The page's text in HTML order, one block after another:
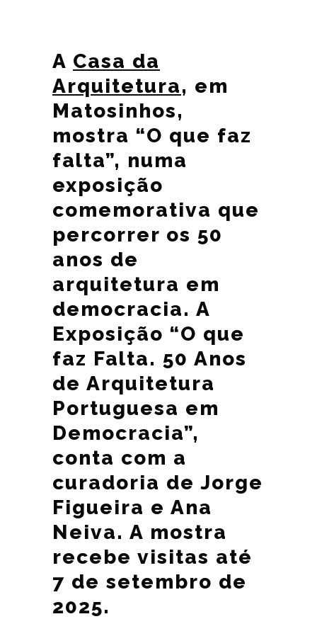
A Casa da
Arquitetura, em
Matosinhos,
mostra “O que faz
falta”, numa
exposição
comemorativa que
percorrer os 50
anos de
arquitetura em
democracia. A
Exposição “O que
faz Falta. 50 Anos
de Arquitetura
Portuguesa em
Democracia”,
conta com a
curadoria de Jorge
Figueira e Ana
Neiva. A mostra
recebe visitas até
7 de setembro de
2025.